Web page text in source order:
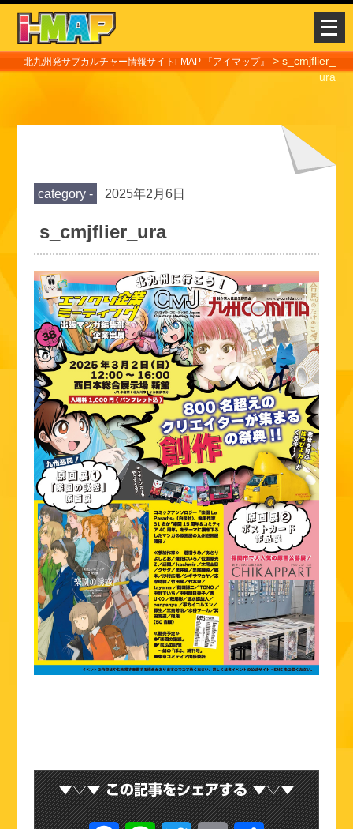
メ
ニ
ュ
ー
北九州発サブカルチャー情報サイトi-MAP 『アイマップ』 > s_cmjflier_
ura
category - 2025年2月6日
s_cmjflier_ura